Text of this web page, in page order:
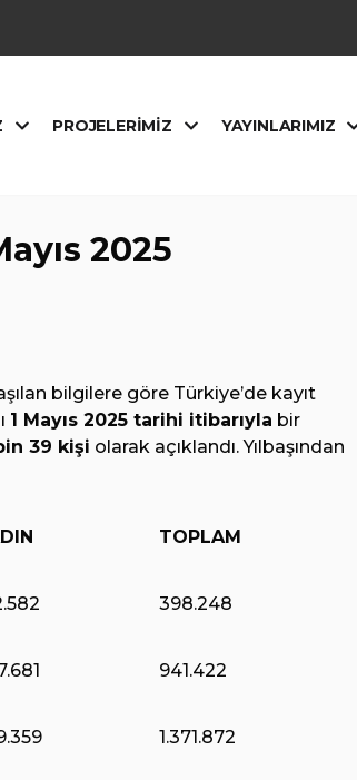
PROJELERIMIZ YAYINLARIMIZ
2025
bilgilere göre Türkiye’de kayıt
1 Mayıs 2025 tarihi itibarıyla bir
39 kişi olarak açıklandı. Yılbaşından
TOPLAM
398.248
941.422
1.371.872